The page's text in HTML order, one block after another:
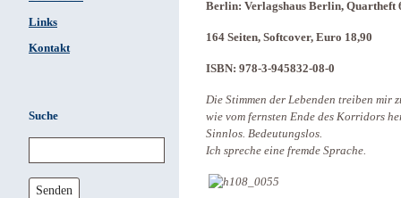
Links
Kontakt
Suche
Senden
Berlin: Verlagshaus Berlin, Quartheft
164 Seiten, Softcover, Euro 18,90
ISBN: 978-3-945832-08-0
Die Stimmen der Lebenden treiben mir
wie vom fernsten Ende des Korridors
Sinnlos. Bedeutungslos.
Ich spreche eine fremde Sprache.